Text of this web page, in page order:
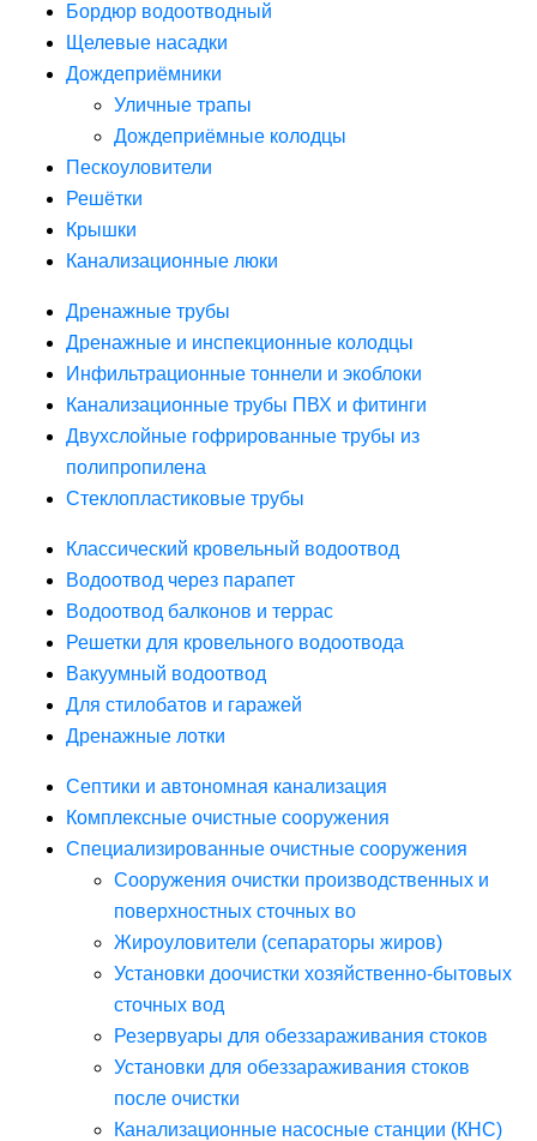
Бордюр водоотводный
Щелевые насадки
Дождеприёмники
Уличные трапы
Дождеприёмные колодцы
Пескоуловители
Решётки
Крышки
Канализационные люки
Дренажные трубы
Дренажные и инспекционные колодцы
Инфильтрационные тоннели и экоблоки
Канализационные трубы ПВХ и фитинги
Двухслойные гофрированные трубы из
полипропилена
Стеклопластиковые трубы
Классический кровельный водоотвод
Водоотвод через парапет
Водоотвод балконов и террас
Решетки для кровельного водоотвода
Вакуумный водоотвод
Для стилобатов и гаражей
Дренажные лотки
Септики и автономная канализация
Комплексные очистные сооружения
Специализированные очистные сооружения
Сооружения очистки производственных и
поверхностных сточных во
Жироуловители (сепараторы жиров)
Установки доочистки хозяйственно-бытовых
сточных вод
Резервуары для обеззараживания стоков
Установки для обеззараживания стоков
после очистки
Канализационные насосные станции (КНС)